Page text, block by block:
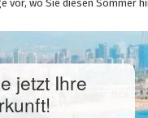
vor, wo Sie diesen Sommer
jetzt Ihre